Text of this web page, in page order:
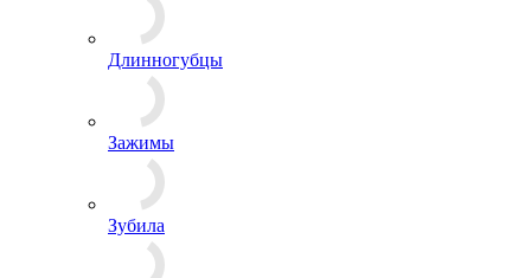
Длинногубцы
Зажимы
Зубила